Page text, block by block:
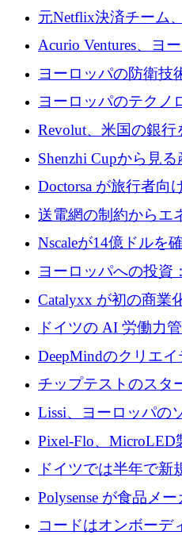
適化プラットフォー
万ユーロを調達
元Netflix決済チーム
ラットフォーム
万ユーロを調達
Acurio Ventures、ヨ
流動性を解放するた
ファンドを立ち上げ
ヨーロッパの防衛技
ングは、180億ドル
ヨーロッパのテクノ
ユーロを超える 70
Revolut、米国の銀
国の社長が語る
Shenzhi Cupから見
産業実装への道筋
Doctorsa が旅行者向
ラットフォームを拡
ロを調達
送電網の制約からエ
Envision の Gobi X
Nscaleが14億ドルを
億1,100万ユーロを獲
ヨーロッパへの投資
が過去2番目に高い
Catalyxx が初の商業
から 2,000 万ユーロ
ドイツの AI 労働力
がプレシードで 220
DeepMindのクリエ
立したAIライティン
1,300万ドルのシード
チップテストのスタ
QuantumDiamondsが
を調達
Lissi、ヨーロッパの
ンティティの未来を
ロを調達
Pixel-Flo、MicroLED
ンドで525万ポンド
ドイツでは半年で新
社という記録を目の
ンブルク
Polysense が食品メ
張するために 1,070
コードはオンボーデ